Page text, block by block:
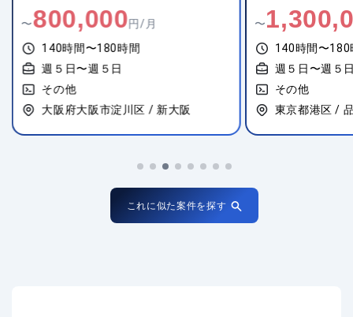
〜1,300,000円/月
140時間〜180時間
週５日〜週５日
その他
東京都港区 / 品川
〜
140時間〜180
週５日〜週５
その他
東京都品川区
これに似た案件を探す